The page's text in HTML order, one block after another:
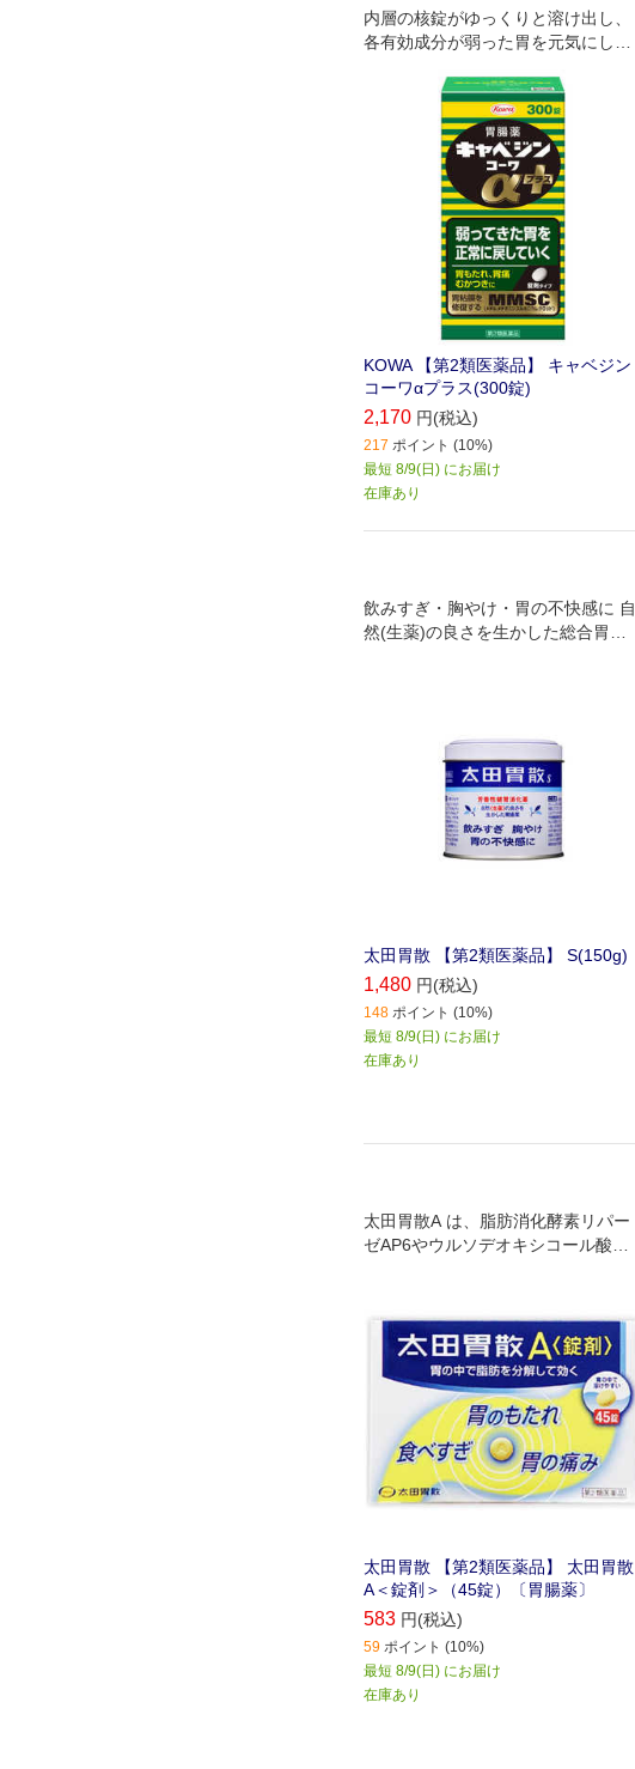
内層の核錠がゆっくりと溶け出し、
各有効成分が弱った胃を元気にして
KOWA 【第2類医薬品】 キャベジン
コーワαプラス(300錠)
2,170 円(税込)
217 ポイント (10%)
最短 8/9(日) にお届け
在庫あり
飲みすぎ・胸やけ・胃の不快感に 自
然(生薬)の良さを生かした総合胃腸
太田胃散 【第2類医薬品】 S(150g)
1,480 円(税込)
148 ポイント (10%)
最短 8/9(日) にお届け
在庫あり
太田胃散A は、脂肪消化酵素リパー
ゼAP6やウルソデオキシコール酸に
太田胃散 【第2類医薬品】 太田胃散
A＜錠剤＞（45錠）〔胃腸薬〕
583 円(税込)
59 ポイント (10%)
最短 8/9(日) にお届け
在庫あり